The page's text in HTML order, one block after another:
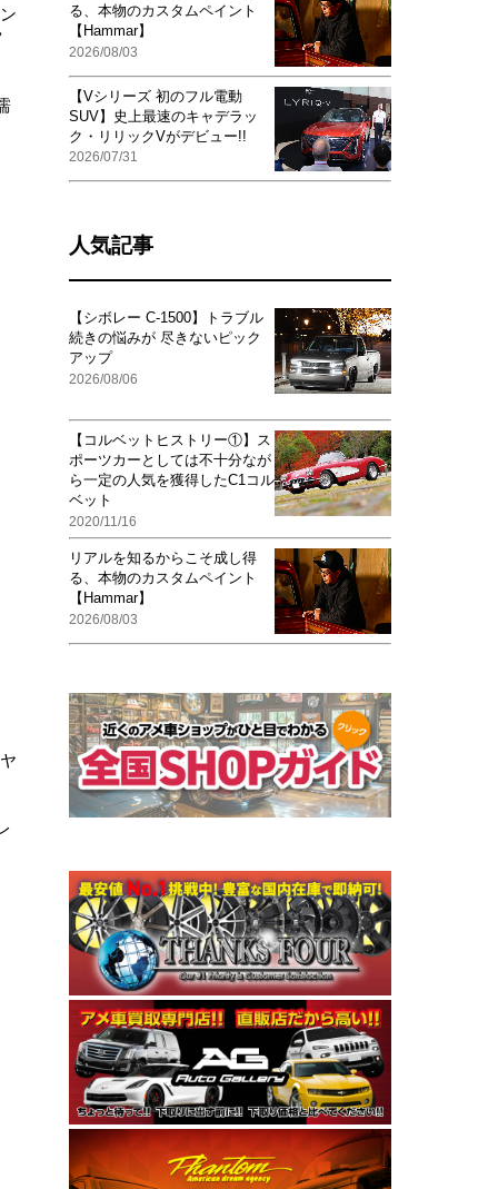
る、本物のカスタムペイント
【Hammar】
2026/08/03
【Vシリーズ 初のフル電動
SUV】史上最速のキャデラッ
ク・リリックVがデビュー!!
2026/07/31
人気記事
【シボレー C-1500】トラブル
続きの悩みが 尽きないピック
アップ
2026/08/06
【コルベットヒストリー①】ス
ポーツカーとしては不十分なが
ら一定の人気を獲得したC1コル
ベット
2020/11/16
リアルを知るからこそ成し得
る、本物のカスタムペイント
【Hammar】
2026/08/03